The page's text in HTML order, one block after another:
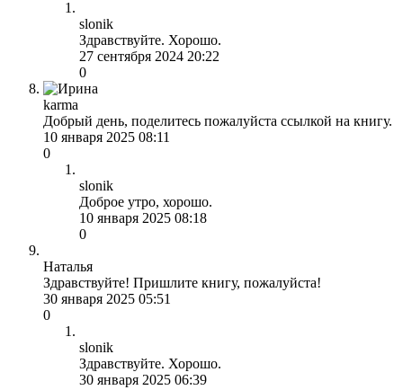
slonik
Здравствуйте. Хорошо.
27 сентября 2024 20:22
0
karma
Добрый день, поделитесь пожалуйста ссылкой на книгу.
10 января 2025 08:11
0
slonik
Доброе утро, хорошо.
10 января 2025 08:18
0
Наталья
Здравствуйте! Пришлите книгу, пожалуйста!
30 января 2025 05:51
0
slonik
Здравствуйте. Хорошо.
30 января 2025 06:39